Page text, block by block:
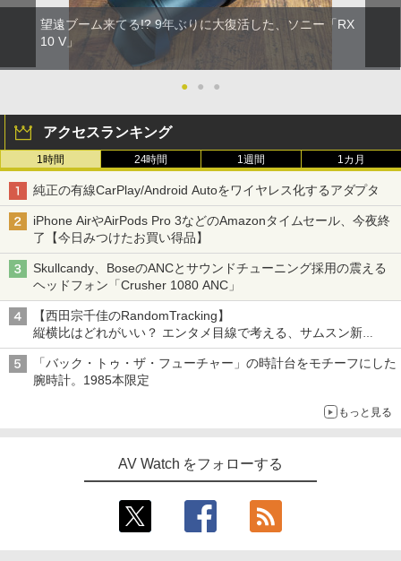
望遠ブーム来てる!? 9年ぶりに大復活した、ソニー「RX
10 V」
● ● ●
アクセスランキング
1時間 24時間 1週間 1カ月
純正の有線CarPlay/Android Autoをワイヤレス化するアダプタ
iPhone AirやAirPods Pro 3などのAmazonタイムセール、今夜終
了【今日みつけたお買い得品】
Skullcandy、BoseのANCとサウンドチューニング採用の震える
ヘッドフォン「Crusher 1080 ANC」
【西田宗千佳のRandomTracking】
縦横比はどれがいい？ エンタメ目線で考える、サムスン新
「Galaxy Z Fold」
「バック・トゥ・ザ・フューチャー」の時計台をモチーフにした
腕時計。1985本限定
もっと見る
AV Watch をフォローする